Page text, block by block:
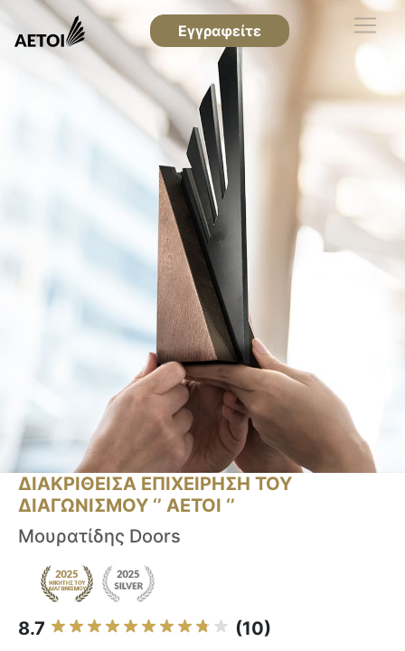
Εγγραφείτε
ΔΙΑΚΡΙΘΕΙΣΑ ΕΠΙΧΕΙΡΗΣΗ ΤΟΥ
ΔΙΑΓΩΝΙΣΜΟΥ ‘’ ΑΕΤΟΙ ‘’
Μουρατίδης Doors
8.7 (10)